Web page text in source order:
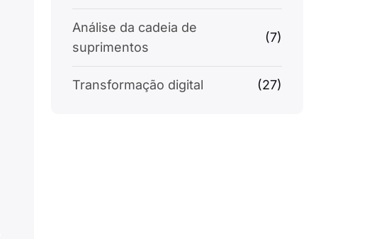
Análise da cadeia de
suprimentos
(7)
Transformação digital (27)